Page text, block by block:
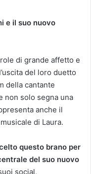
e il suo nuovo
di grande affetto e
del loro duetto
della cantante
non solo segna una
anche il
di Laura.
questo brano per
del suo nuovo
social,